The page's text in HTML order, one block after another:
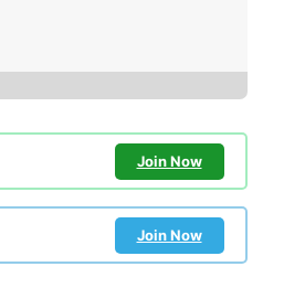
Join Now
Join Now